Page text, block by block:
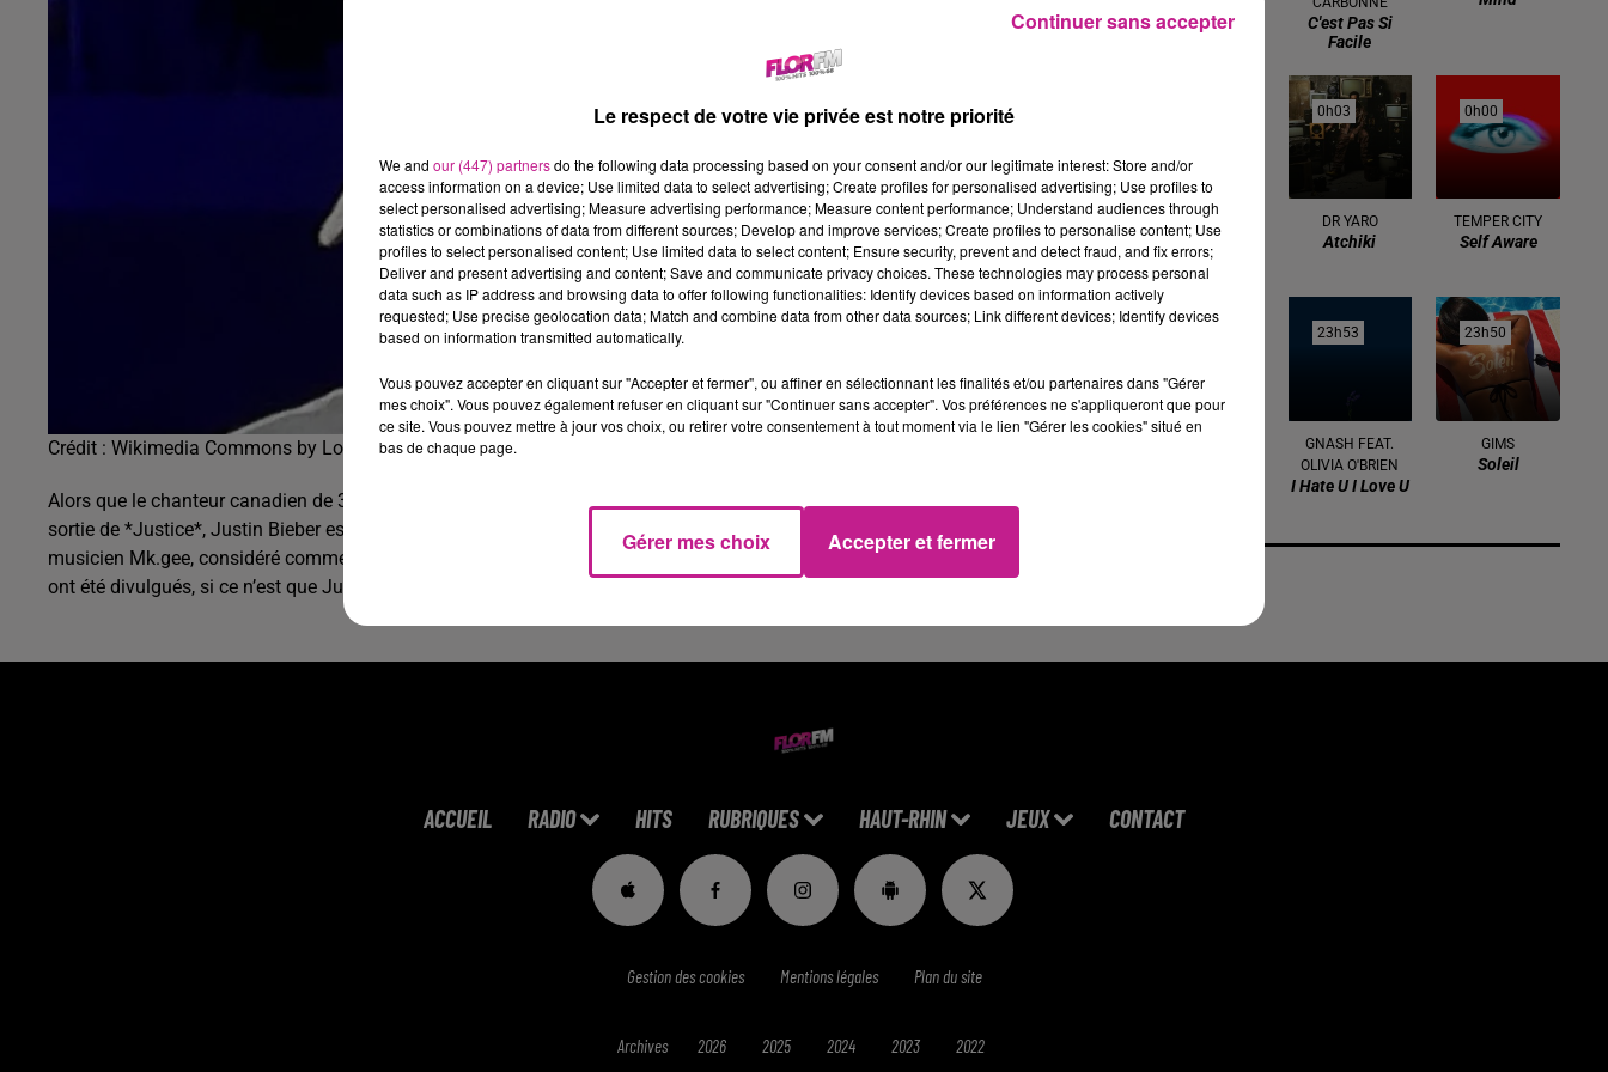
Crédit : Wikimedia Commons by Lou Stejskal : Flickr
Alors que le chanteur canadien de 30 ans vient tout juste de devenir papa, il se remet déjà au travail. Trois ans après la
sortie de *Justice*, Justin Bieber est en pleine préparation d’un nouvel album. L’information a été révélée par le jeune
musicien Mk.gee, considéré comme l’un des guitaristes les plus talentueux de sa génération. Pour l’instant, peu de détails
ont été divulgués, si ce n’est que Justin Bieber aspire à entamer une nouvelle ère musicale.
C'est Pas Si
Facile
NATASHA
BEDINGFIELD
These Words
0h03
0h03
DR YARO
Atchiki
0h00
0h00
TEMPER CITY
Self Aware
23h53
23h53
GNASH FEAT.
OLIVIA O'BRIEN
I Hate U I Love U
23h50
23h50
GIMS
Soleil
ACCUEIL RADIO HITS RUBRIQUES HAUT-RHIN JEUX CONTACT
Gestion des cookies Mentions légales Plan du site
Archives 2026 2025 2024 2023 2022
Le respect de votre vie privée est notre priorité
We and our (447) partnersdo the following data processing based on your consent and/or our legitimate interest: Store and/or
access information on a device; Use limited data to select advertising; Create profiles for personalised advertising; Use profiles to
select personalised advertising; Measure advertising performance; Measure content performance; Understand audiences through
statistics or combinations of data from different sources; Develop and improve services; Create profiles to personalise content; Use
profiles to select personalised content; Use limited data to select content; Ensure security, prevent and detect fraud, and fix errors;
Deliver and present advertising and content; Save and communicate privacy choices. These technologies may process personal
data such as IP address and browsing data to offer following functionalities: Identify devices based on information actively
requested; Use precise geolocation data; Match and combine data from other data sources; Link different devices; Identify devices
based on information transmitted automatically.
Vous pouvez accepter en cliquant sur "Accepter et fermer", ou affiner en sélectionnant les finalités et/ou partenaires dans "Gérer
mes choix". Vous pouvez également refuser en cliquant sur "Continuer sans accepter". Vos préférences ne s'appliqueront que pour
ce site. Vous pouvez mettre à jour vos choix, ou retirer votre consentement à tout moment via le lien "Gérer les cookies" situé en
bas de chaque page.
Gérer mes choix Accepter et fermer
Continuer sans accepter